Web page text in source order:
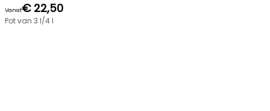
Vanaf€ 22,50
Pot van 3 l/4 l